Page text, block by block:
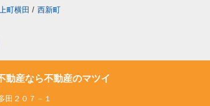
町横田 / 西新町
動産なら不動産のマツイ
田２０７－１